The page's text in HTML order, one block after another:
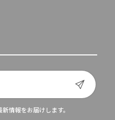
情報をお届けします。